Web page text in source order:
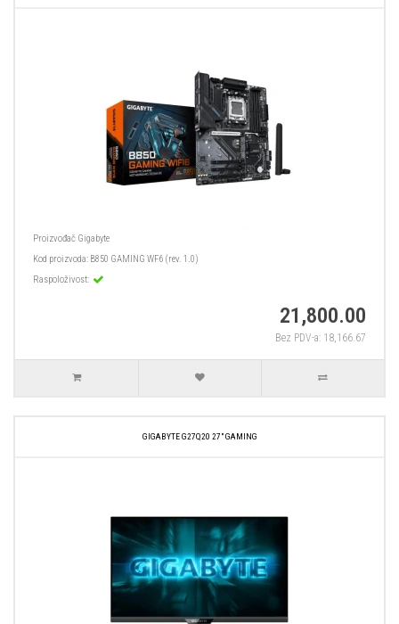
Proizvođač Gigabyte
Kod proizvoda: B850 GAMING WF6 (rev. 1.0)
Raspoloživost:
21,800.00
Bez PDV-a: 18,166.67
GIGABYTE G27Q20 27″ GAMING